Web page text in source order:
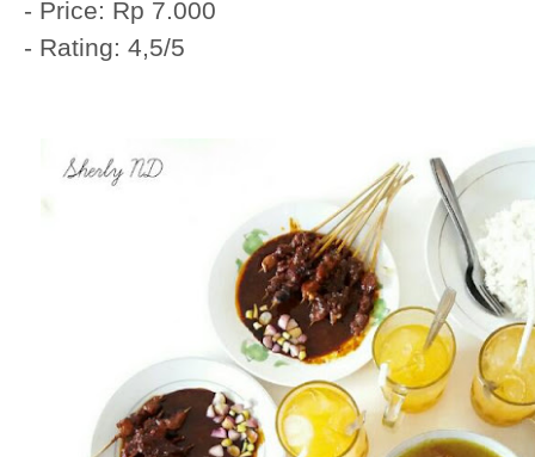
- Price: Rp 7.000
- Rating: 4,5/5